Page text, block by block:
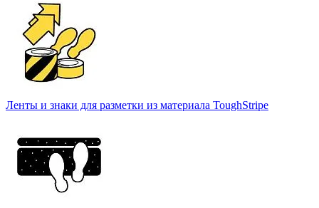
Ленты и знаки для разметки из материала ToughStripe